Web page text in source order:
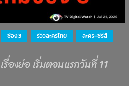
ช่อง 3 รีวิวละครไทย
ละคร-ซีรีส์
องย่อ เริ่มตอนแรกวันที่ 11